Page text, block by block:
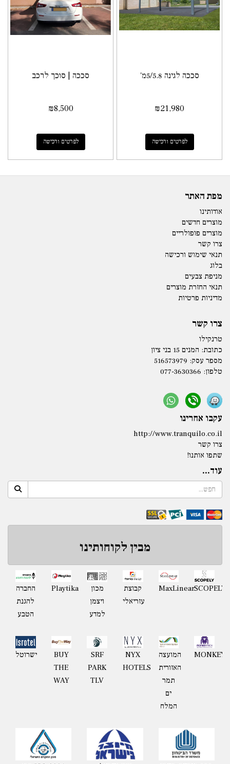
סככה לגינה 5/5.8מ'
₪21,980
לפרטים ורכישה
סככה | סוכך לרכב
₪8,500
לפרטים ורכישה
מפת האתר
אודותינו
מוצרים חדשים
מוצרים פופולריים
צרו קשר
תנאי שימוש ורכישה
בלוג
מניפת צבעים
תנאי החזרת מוצרים
מדיניות פרטיות
צרו קשר
טרנקילו
כתובת: המנים 15 בני ציון
מספר עסק: 516573979
טלפון: 077-3630366
עקבו אחרינו
http://www.tranquilo.co.il
צרו קשר
שתפו אותנו!
עוד...
מבין לקוחותינו
החברה
להגנת
הטבע
Playtika
מכון
ויצמן
למדע
קבוצת
עזריאלי
MaxLinearSCOPELY
ישרוטל
BUY
THE
WAY
SRF
PARK
TLV
NYX
HOTELS
המועצה
האזורית
תמר
ים
המלח